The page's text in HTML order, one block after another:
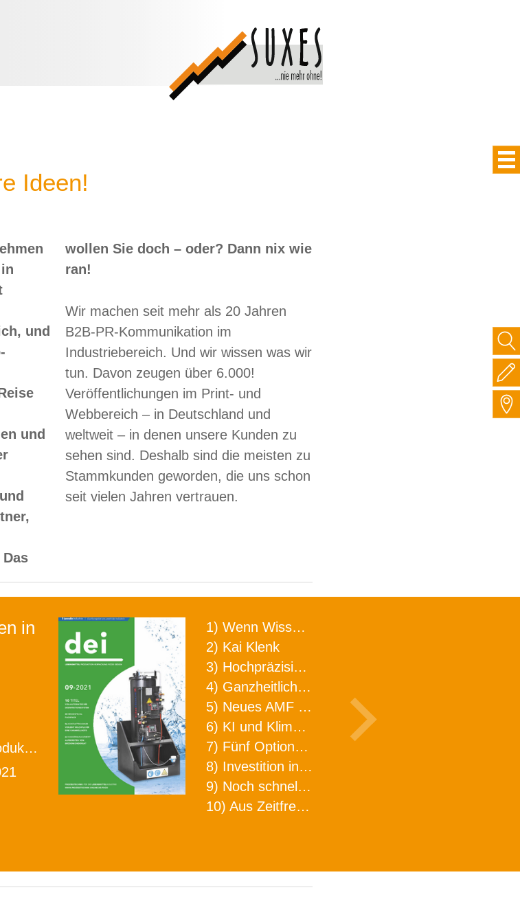
Ideen!
und
und
wie
ran!
Wir machen seit mehr als 20 Jahren
B2B-PR-Kommunikation im
Industriebereich. Und wir wissen was wir
tun. Davon zeugen über 6.000!
Veröffentlichungen im Print- und
Webbereich – in Deutschland und
weltweit – in denen unsere Kunden zu
sehen sind. Deshalb sind die meisten zu
Stammkunden geworden, die uns schon
seit vielen Jahren vertrauen.
in
Design
1) Wenn Wissen geht, kann ARNO WERKZEUGE helfen
2) Kai Klenk
3) Hochpräzision in neuer Dimension
4) Ganzheitlicher Ansatz für mehr Effizienz und Produktivität in der Zerspanung
5) Neues AMF Logistikzentrum feierlich eröffnet
6) KI und Klimaschutz im Schaltanlagenbau
7) Fünf Optionen, wie man Zeitfresser in Effizienz umwandelt
8) Investition in Fellbach mit nachhaltiger Logistik und Lagerfläche
9) Noch schnellere Lieferung
10) Aus Zeitfressern wird Effizienz